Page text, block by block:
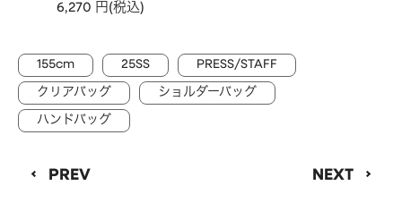
I PHONE CASE iPhoneケース
STRAPストラップ
OTHERその他
PIERCE ピアス
6,270 円(税込)
155cm 25SS PRESS/STAFF
クリアバッグ ショルダーバッグ
ハンドバッグ
PREV NEXT